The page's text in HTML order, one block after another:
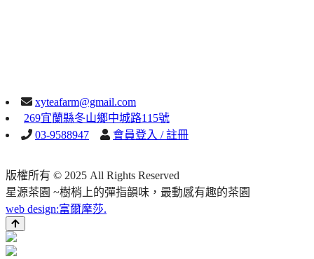
xyteafarm@gmail.com
269宜蘭縣冬山鄉中城路115號
03-9588947
會員登入 / 註冊
版權所有 © 2025 All Rights Reserved
星源茶園 ~樹梢上的彈指韻味，最動感有趣的茶園
web design:富爾摩莎.